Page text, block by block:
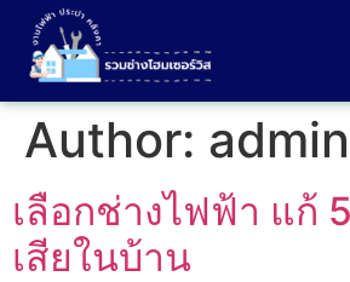
Author: admin
เลือกช่างไฟฟ้า แก้
เสียในบ้าน